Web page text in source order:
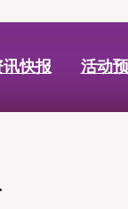
讯快报 活动